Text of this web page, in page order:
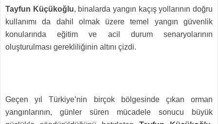
Tayfun Küçükoğlu, binalarda yangın kaçış yollarının doğru
kullanımı da dahil olmak üzere temel yangın güvenlik
konularında eğitim ve acil durum senaryolarının
oluşturulması gerekliliğinin altını çizdi.
Geçen yıl Türkiye’nin birçok bölgesinde çıkan orman
yangınlarının, günler süren mücadele sonucu büyük